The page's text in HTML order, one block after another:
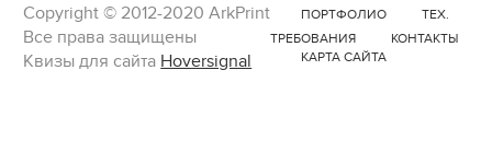
Copyright © 2012-2020 ArkPrint
Вcе права защищены
Квизы для сайта Hoversignal
ПОРТФОЛИО
ТЕХ.
ТРЕБОВАНИЯ
КОНТАКТЫ
КАРТА САЙТА